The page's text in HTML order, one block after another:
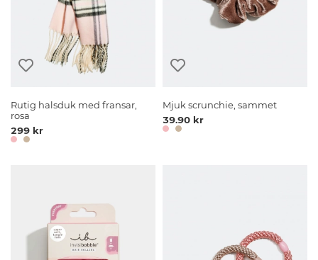
Rutig halsduk med fransar,
rosa
299 kr
Mjuk scrunchie, sammet
39.90 kr